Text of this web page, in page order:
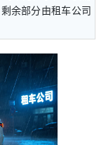
余部分由租车公司